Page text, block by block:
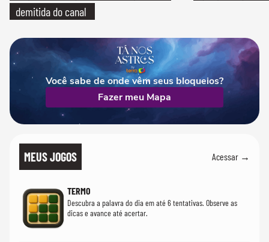
demitida do canal
Você sabe de onde vêm seus bloqueios?
Fazer meu Mapa
MEUS JOGOS Acessar →
TERMO
Descubra a palavra do dia em até 6 tentativas. Observe as
dicas e avance até acertar.